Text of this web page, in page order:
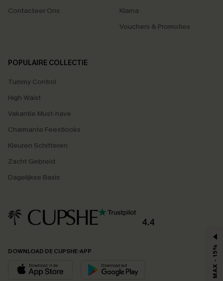
Contacteer Ons
Klarna
Vouchers & Promoties
POPULAIRE COLLECTIE
Tummy Control
High Waist
Vakantie Must-have
Charmante Feestlooks
Kleuren Schitteren
Zacht Gebreid
Dagelijkse Basis
4.4
DOWNLOAD DE CUPSHE-APP MAX - 15%